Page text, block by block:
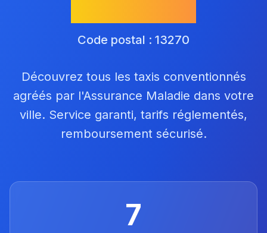
Code postal : 13270
Découvrez tous les taxis conventionnés
agréés par l'Assurance Maladie dans votre
ville. Service garanti, tarifs réglementés,
remboursement sécurisé.
7